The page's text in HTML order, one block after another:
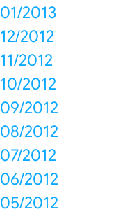
01/2013
12/2012
11/2012
10/2012
09/2012
08/2012
07/2012
06/2012
05/2012